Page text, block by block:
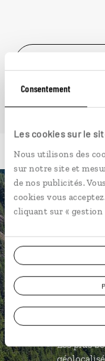
Consentement
Les cookies sur le
Nous utilisons des
sur notre site et
de nos publicités.
cookies vous
cliquant sur « gestion
Ouest
Notre
Vancouver
Les plus